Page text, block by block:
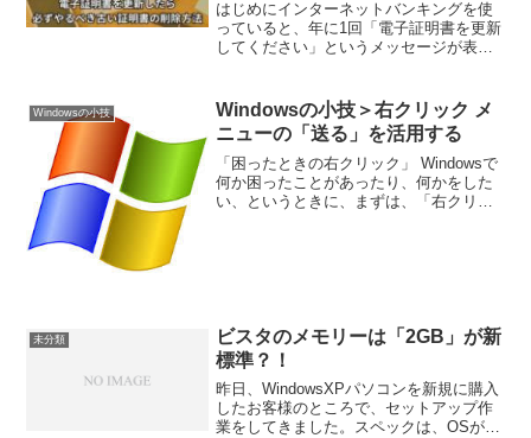
はじめにインターネットバンキングを使
っていると、年に1回「電子証明書を更新
してください」というメッセージが表示
まになっているんです。この記事では、
更新後に必要な古い電子...
Windowsの小技
Windowsの小技＞右クリック メ
ニューの「送る」を活用する
「困ったときの右クリック」 Windowsで
何か困ったことがあったり、何かをした
い、というときに、まずは、「右クリッ
未分類
ビスタのメモリーは「2GB」が新
標準？！
昨日、WindowsXPパソコンを新規に購入
したお客様のところで、セットアップ作
業をしてきました。スペックは、OSが